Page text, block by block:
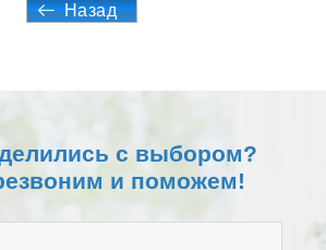
Назад
с выбором?
и поможем!